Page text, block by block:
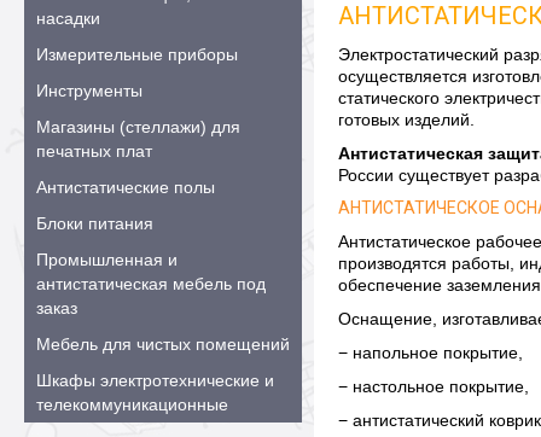
насадки
Измерительные приборы
Инструменты
Магазины (стеллажи) для
печатных плат
Антистатические полы
Блоки питания
Промышленная и
антистатическая мебель под
заказ
Мебель для чистых помещений
Шкафы электротехнические и
телекоммуникационные
Электростатический
осуществляется
статического
готовых изделий.
Антистатическая
России существует
АНТИСТАТИЧЕСКОЕ
Антистатическое
производятся работы,
обеспечение
Оснащение,
− напольное покрытие,
− настольное покрытие,
− антистатический